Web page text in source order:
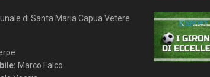
di Santa Maria Capua Vetere
Marco Falco